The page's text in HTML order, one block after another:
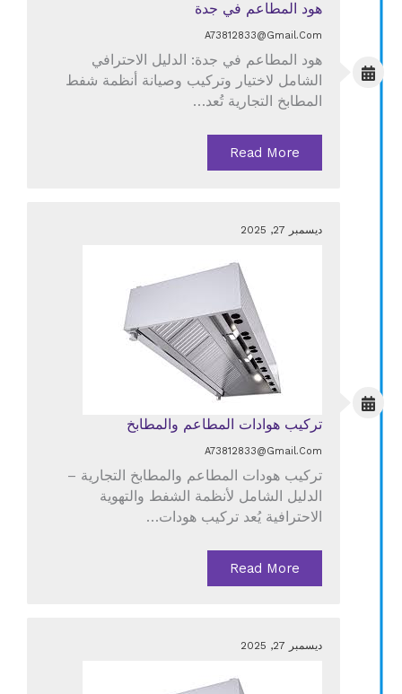
هود المطاعم في جدة
A73812833@gmail.com
هود المطاعم في جدة: الدليل الاحترافي
الشامل لاختيار وتركيب وصيانة أنظمة شفط
المطابخ التجارية تُعد…
Read More
ديسمبر 27, 2025
تركيب هوادات المطاعم والمطابخ
A73812833@gmail.com
تركيب هودات المطاعم والمطابخ التجارية –
الدليل الشامل لأنظمة الشفط والتهوية
الاحترافية يُعد تركيب هودات…
Read More
ديسمبر 27, 2025